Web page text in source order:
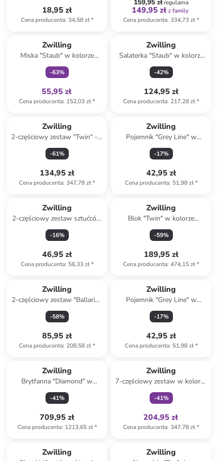
18,95 zł
Cena producenta: 34,58 zł*
159,95 złregularna
149,95 zł z family
Cena producenta: 334,73 zł*
Zwilling
Miska "Staub" w kolorze
czerwonym - Ø 18 cm
-63%
55,95 zł
Cena producenta: 152,03 zł*
Zwilling
Salaterka "Staub" w kolorze
czerwonym - Ø 24 cm
-42%
124,95 zł
Cena producenta: 217,28 zł*
Zwilling
2-częściowy zestaw "Twin" - 2
l
-61%
134,95 zł
Cena producenta: 347,78 zł*
Zwilling
Pojemnik "Grey Line" w
kolorze białym na lunch - 500
ml
-17%
42,95 zł
Cena producenta: 51,98 zł*
Zwilling
2-częściowy zestaw sztućców
w kolorze srebrnym do
spaghetti - dł. 20 cm
-16%
46,95 zł
Cena producenta: 56,33 zł*
Zwilling
Blok "Twin" w kolorze
srebrnym na noże - 11,7 x 25
x 11,7 cm
-59%
189,95 zł
Cena producenta: 474,15 zł*
Zwilling
2-częściowy zestaw "Ballarini"
w kolorze czarnym - Ø 16 cm
-58%
85,95 zł
Cena producenta: 208,58 zł*
Zwilling
Pojemnik "Grey Line" w
kolorze białym na lunch - 400
ml
-17%
42,95 zł
Cena producenta: 51,98 zł*
Zwilling
Brytfanna "Diamond" w
kolorze beżowym - Ø 22 cm
-41%
709,95 zł
Cena producenta: 1213,65 zł*
Zwilling
7-częściowy zestaw w kolorze
biało-szarym do pakowania
próżniowego
-41%
204,95 zł
Cena producenta: 347,78 zł*
Zwilling Zwilling